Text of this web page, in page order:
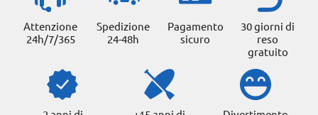
Attenzione
24h/7/365
Spedizione
24-48h
Pagamento
sicuro
30 giorni di
reso
gratuito